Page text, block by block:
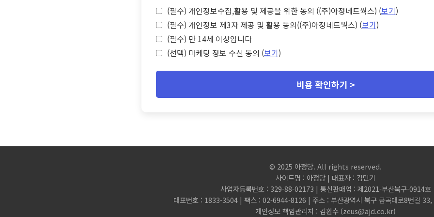
(필수) 개인정보수집,활용 및 제공을 위한 동의 ((주)아정네트웍스) (보기)
(필수) 개인정보 제3자 제공 및 활용 동의((주)아정네트웍스) (보기)
(필수) 만 14세 이상입니다
(선택) 마케팅 정보 수신 동의 (보기)
비용 확인하기 >
© 2025 아정당. All rights reserved.
사이트명 : 아정당 | 대표자 : 김민기
사업자등록번호 : 329-88-02173 | 통신판매업 : 제2021-부산북구-0914호
대표번호 : 1833-3504 | 팩스 : 02-6944-8126 | 주소 : 부산광역시 북구 금곡대로8번길 33,
개인정보 책임관리자 : 김환수 (zeus@ajd.co.kr)